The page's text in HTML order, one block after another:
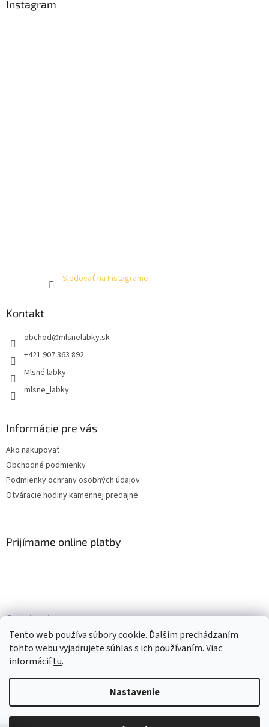
Tento web používa súbory cookie. Ďalším prechádzaním
tohto webu vyjadrujete súhlas s ich používaním. Viac
informáciítu.
Nastavenie
Instagram
Sledovať na Instagrame
Kontakt
obchod@mlsnelabky.sk
+421 907 363 892
Mlsné labky
mlsne_labky
Informácie pre vás
Ako nakupovať
Obchodné podmienky
Podmienky ochrany osobných údajov
Otváracie hodiny kamennej predajne
Prijímame online platby
Facebook
Vytvoril Shoptet
Copyright 2026Mlsné labky. Všetky práva vyhradené.Upraviť